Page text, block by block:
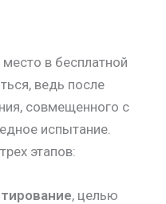
в бесплатной
ведь после
совмещенного с
испытание.
этапов:
, целью